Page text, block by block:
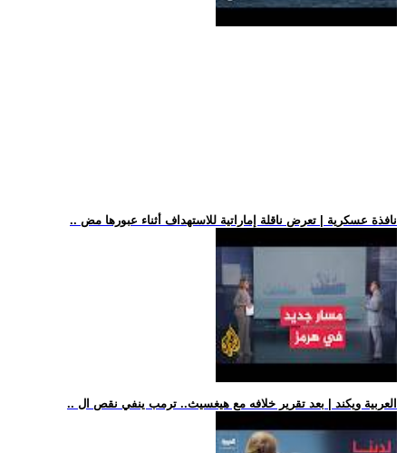
.. نافذة عسكرية | تعرض ناقلة إماراتية للاستهداف أثناء عبورها مض
.. العربية ويكند | بعد تقرير خلافه مع هيغسيث.. ترمب ينفي نقص ال